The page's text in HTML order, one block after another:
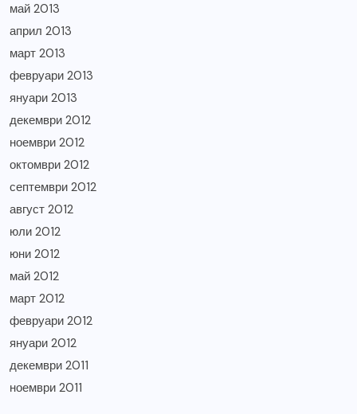
май 2013
април 2013
март 2013
февруари 2013
януари 2013
декември 2012
ноември 2012
октомври 2012
септември 2012
август 2012
юли 2012
юни 2012
май 2012
март 2012
февруари 2012
януари 2012
декември 2011
ноември 2011